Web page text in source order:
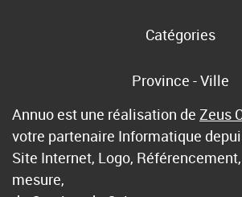
Catégories
Province - Ville
Annuo est une réalisation de Zeus
votre partenaire Informatique
Site Internet, Logo,
mesure,